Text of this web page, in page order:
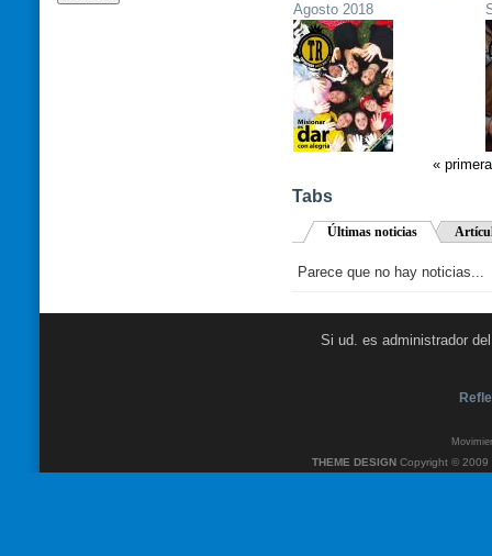
Agosto 2018
« primera
Tabs
Últimas noticias
Parece que no hay noticias...
Si ud. es administrador
THEME DESIGNCopyright © 2009